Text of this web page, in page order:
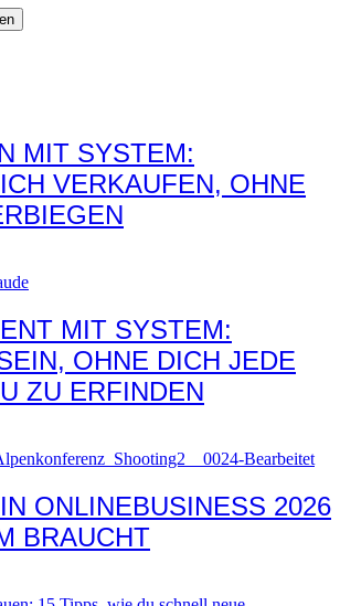
MIT SYSTEM:
VERKAUFEN, OHNE
MIT SYSTEM:
OHNE DICH JEDE
ZU ERFINDEN
ONLINEBUSINESS 2026
BRAUCHT